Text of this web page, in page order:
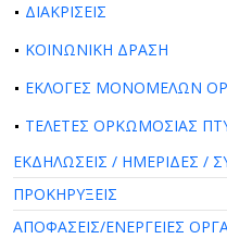
ΔΙΑΚΡΙΣΕΙΣ
ΚΟΙΝΩΝΙΚΗ ΔΡΑΣΗ
ΕΚΛΟΓΕΣ ΜΟΝΟΜΕΛΩΝ
ΤΕΛΕΤΕΣ ΟΡΚΩΜΟΣΙΑΣ
ΕΚΔΗΛΩΣΕΙΣ / ΗΜΕΡΙΔΕΣ /
ΠΡΟΚΗΡΥΞΕΙΣ
ΑΠΟΦΑΣΕΙΣ/ΕΝΕΡΓΕΙΕΣ